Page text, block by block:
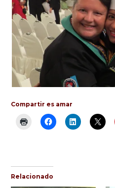
Compartir es amar
Relacionado